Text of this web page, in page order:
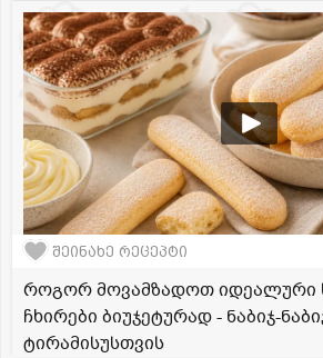
შეინახე რეცეპტი
როგორ მოვამზადოთ იდეალური
ჩხირები ბიუჯეტურად - ნაბიჯ-
ტირამისუსთვის